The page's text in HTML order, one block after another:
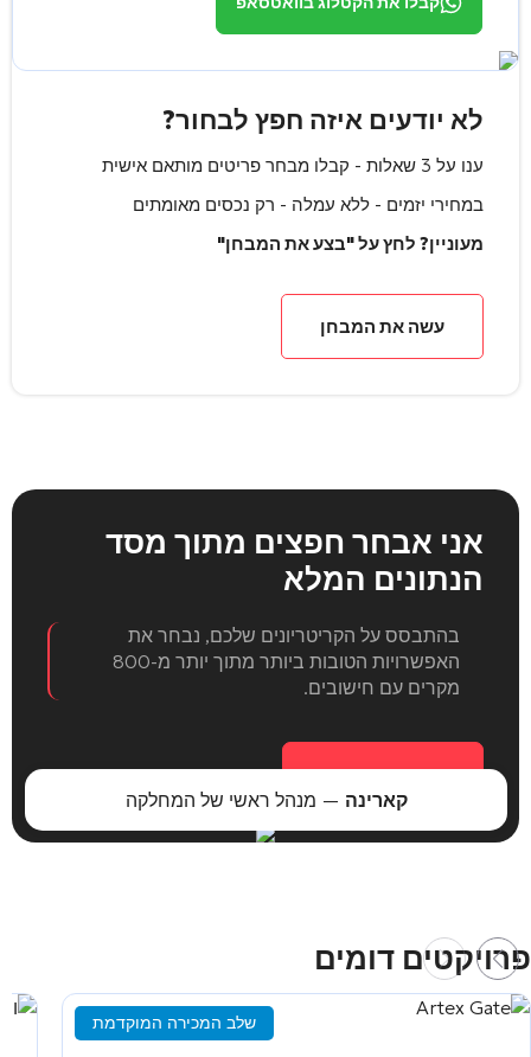
לא יודעים איזה חפץ לבחור?
ענו על 3 שאלות - קבלו מבחר פריטים מותאם אישית
במחירי יזמים - ללא עמלה - רק נכסים מאומתים
מעוניין? לחץ על "בצע את המבחן"
עשה את המבחן
אני אבחר חפצים מתוך מסד
הנתונים המלא
בהתבסס על הקריטריונים שלכם, נבחר את
האפשרויות הטובות ביותר מתוך יותר מ-800
מקרים עם חישובים.
בחירת אובייקט
קארינה — מנהל ראשי של המחלקה
פרויקטים דומים
שלב המכירה המוקדמת